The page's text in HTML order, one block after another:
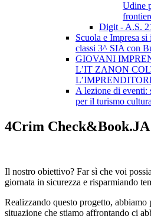
Udine
Digit - A.S.
Scuola e Impresa
classi 3^ SIA con
GIOVANI
L’IT ZANON
A lezione di eventi:
per il turismo
4Crim Check&Book.JA
Il nostro obiettivo? Far sì che voi
giornata in sicurezza e risparmiando
Realizzando questo progetto,
situazione che stiamo affrontando ci